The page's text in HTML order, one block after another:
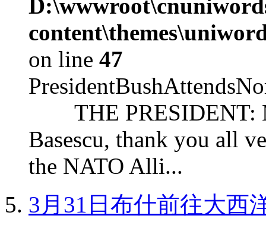
on line 47
THE PRESIDENT:
Basescu, thank you all
the NATO Alli...
3月31日布什前往大西